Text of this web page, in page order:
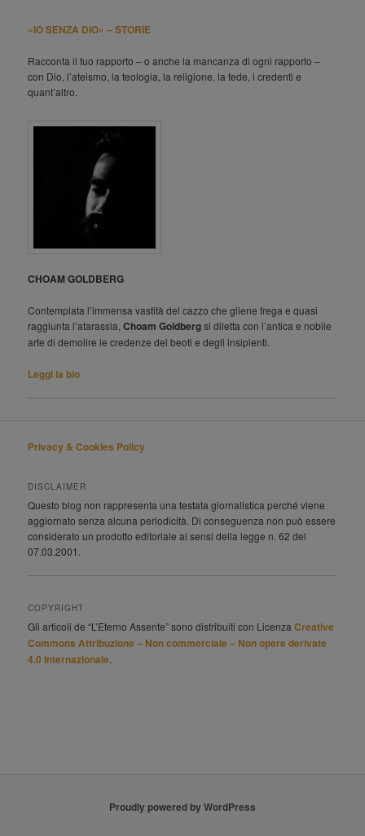
«IO SENZA DIO» – STORIE
Racconta il tuo rapporto – o anche la mancanza di ogni rapporto –
con Dio, l’ateismo, la teologia, la religione, la fede, i credenti e
quant’altro.
CHOAM GOLDBERG
Contemplata l’immensa vastità del cazzo che gliene frega e quasi
raggiunta l’atarassìa,Choam Goldbergsi diletta con l’antica e nobile
arte di demolire le credenze dei beoti e degli insipienti.
Leggi la bio
Privacy & Cookies Policy
DISCLAIMER
Questo blog non rappresenta una testata giornalistica perché viene
aggiornato senza alcuna periodicità. Di conseguenza non può essere
considerato un prodotto editoriale ai sensi della legge n. 62 del
07.03.2001.
COPYRIGHT
Gli articoli de “L’Eterno Assente” sono distribuiti con LicenzaCreative
Commons Attribuzione – Non commerciale – Non opere derivate
4.0 Internazionale
Proudly powered by WordPress